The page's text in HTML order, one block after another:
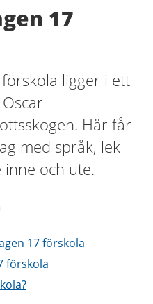
17
ligger i ett
Här får
med språk, lek
inne och ute.
17 förskola
förskola